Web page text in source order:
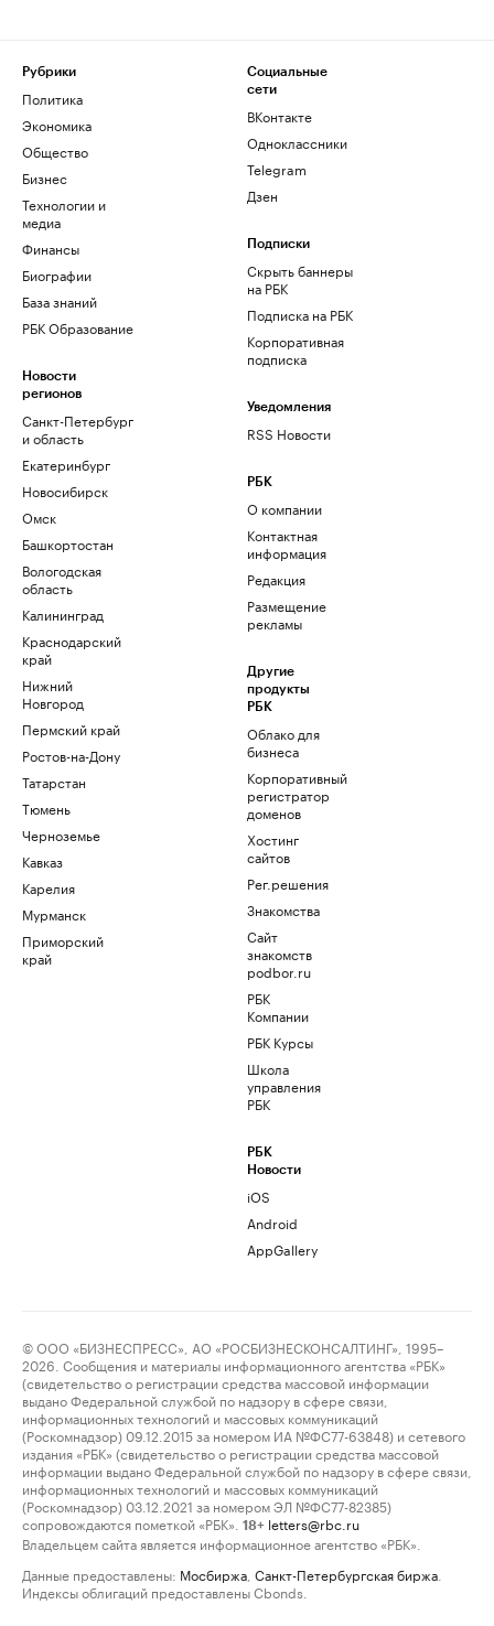
Рубрики
Политика
Экономика
Общество
Бизнес
Технологии и
медиа
Финансы
Биографии
База знаний
РБК Образование
Новости
регионов
Санкт-Петербург
и область
Екатеринбург
Новосибирск
Омск
Башкортостан
Вологодская
область
Калининград
Краснодарский
край
Нижний
Новгород
Пермский край
Ростов-на-Дону
Татарстан
Тюмень
Черноземье
Кавказ
Карелия
Мурманск
Приморский
край
Социальные
сети
ВКонтакте
Одноклассники
Telegram
Дзен
Подписки
Скрыть баннеры
на РБК
Подписка на РБК
Корпоративная
подписка
Уведомления
RSS Новости
РБК
О компании
Контактная
информация
Редакция
Размещение
рекламы
Другие
продукты
РБК
Облако для
бизнеса
Корпоративный
регистратор
доменов
Хостинг
сайтов
Рег.решения
Знакомства
Сайт
знакомств
podbor.ru
РБК
Компании
РБК Курсы
Школа
управления
РБК
РБК
Новости
iOS
Android
AppGallery
© ООО «БИЗНЕСПРЕСС», АО «РОСБИЗНЕСКОНСАЛТИНГ», 1995–
2026. Сообщения и материалы информационного агентства «РБК»
(свидетельство о регистрации средства массовой информации
выдано Федеральной службой по надзору в сфере связи,
информационных технологий и массовых коммуникаций
(Роскомнадзор) 09.12.2015 за номером ИА №ФС77-63848) и сетевого
издания «РБК» (свидетельство о регистрации средства массовой
информации выдано Федеральной службой по надзору в сфере связи,
информационных технологий и массовых коммуникаций
(Роскомнадзор) 03.12.2021 за номером ЭЛ №ФС77-82385)
сопровождаются пометкой «РБК».
18+ letters@rbc.ru
Владельцем сайта является информационное агентство «РБК».
Данные предоставлены: Мосбиржа Санкт-Петербургская биржа
Индексы облигаций предоставлены Cbonds.